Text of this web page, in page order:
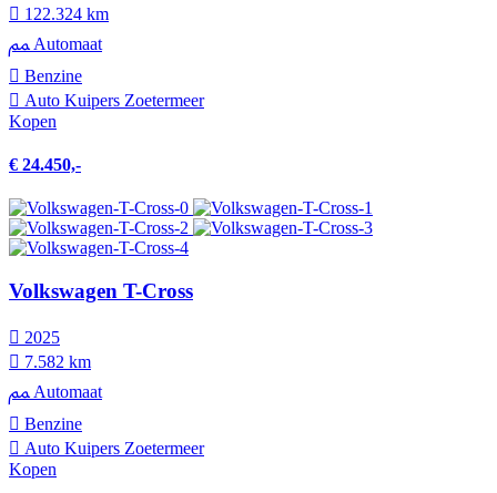
122.324 km
Automaat
Benzine
Auto Kuipers Zoetermeer
Kopen
€ 24.450,-
Volkswagen T-Cross
2025
7.582 km
Automaat
Benzine
Auto Kuipers Zoetermeer
Kopen